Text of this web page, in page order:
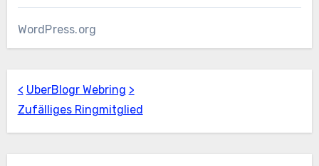
WordPress.org
< UberBlogr Webring >
Zufälliges Ringmitglied